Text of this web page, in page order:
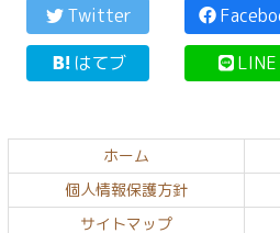
文
の
へ
戻
Twitter
はてブ
LINE
ホーム
個人情報保護方針
サイトマップ